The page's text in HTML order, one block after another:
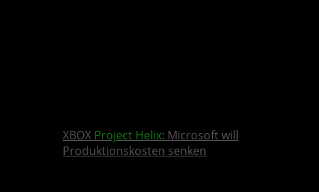
XBOX Project Helix: Microsoft will
Produktionskosten senken